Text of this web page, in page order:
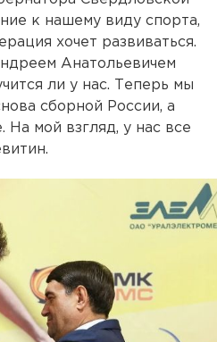
к нашему виду спорта,
хочет развиваться.
Анатольевичем
ли у нас. Теперь мы
сборной России, а
На мой взгляд, у нас все